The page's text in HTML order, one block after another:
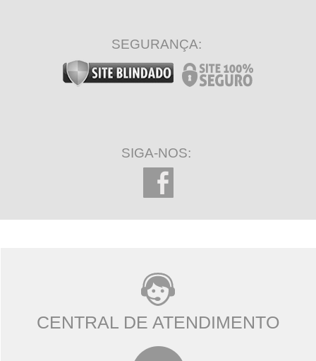
SEGURANÇA:
SIGA-NOS:
CENTRAL DE ATENDIMENTO